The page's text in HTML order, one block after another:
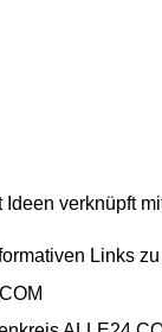
verknüpft
Links